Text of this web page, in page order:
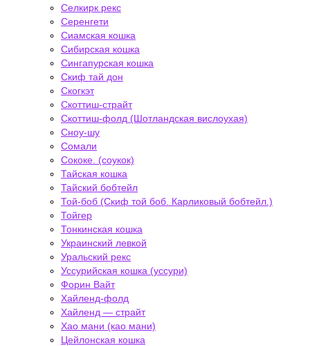
Селкирк рекс
Серенгети
Сиамская кошка
Сибирская кошка
Сингапурская кошка
Скиф тай дон
Скогкэт
Скоттиш-страйт
Скоттиш-фолд (Шотландская вислоухая)
Сноу-шу
Сомали
Сококе. (соукок)
Тайская кошка
Тайский бобтейл
Той-боб (Скиф той боб. Карликовый бобтейл.)
Тойгер
Тонкинская кошка
Украинский левкой
Уральский рекс
Уссурийская кошка (уссури)
Форин Вайт
Хайленд-фолд
Хайленд — страйт
Хао мани (као мани)
Цейлонская кошка